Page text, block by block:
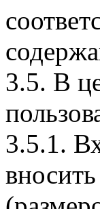
3.5. В
3.5.1.